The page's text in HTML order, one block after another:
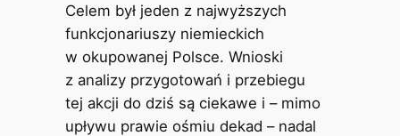
Celem był jeden z najwyższych
funkcjonariuszy niemieckich
w okupowanej Polsce. Wnioski
z analizy przygotowań i przebiegu
tej akcji do dziś są ciekawe i – mimo
upływu prawie ośmiu dekad – nadal